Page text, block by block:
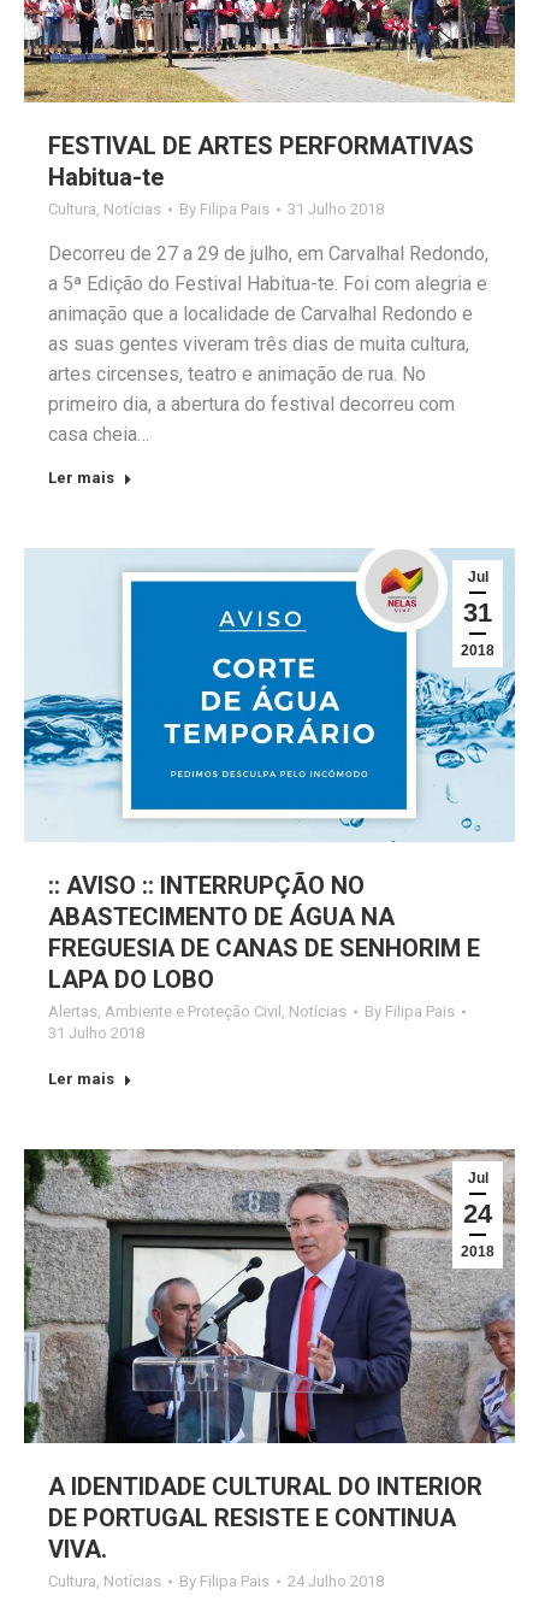
FESTIVAL DE ARTES PERFORMATIVAS
Habitua-te
Cultura Notícias By Filipa Pais 31 Julho 2018
Decorreu de 27 a 29 de julho, em Carvalhal Redondo,
a 5ª Edição do Festival Habitua-te. Foi com alegria e
animação que a localidade de Carvalhal Redondo e
as suas gentes viveram três dias de muita cultura,
artes circenses, teatro e animação de rua. No
primeiro dia, a abertura do festival decorreu com
casa cheia…
Ler mais
Jul
31
2018
:: AVISO :: INTERRUPÇÃO NO
ABASTECIMENTO DE ÁGUA NA
FREGUESIA DE CANAS DE SENHORIM E
LAPA DO LOBO
Alertas, Ambiente e Proteção Civil , Notícias By Filipa Pais
31 Julho 2018
Ler mais
Jul
24
2018
A IDENTIDADE CULTURAL DO INTERIOR
DE PORTUGAL RESISTE E CONTINUA
VIVA.
Cultura, Notícias By Filipa Pais 24 Julho 2018